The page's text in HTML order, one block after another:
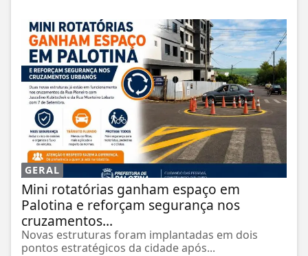
GERAL
Mini rotatórias ganham espaço em
Palotina e reforçam segurança nos
cruzamentos...
Novas estruturas foram implantadas em dois
pontos estratégicos da cidade após...